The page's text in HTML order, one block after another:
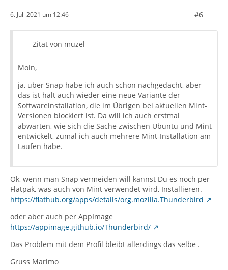
6. Juli 2021 um 12:46 #6
Zitat von muzel
Moin,
ja, über Snap habe ich auch schon nachgedacht, aber
das ist halt auch wieder eine neue Variante der
Softwareinstallation, die im Übrigen bei aktuellen Mint-
Versionen blockiert ist. Da will ich auch erstmal
abwarten, wie sich die Sache zwischen Ubuntu und Mint
entwickelt, zumal ich auch mehrere Mint-Installation am
Laufen habe.
Ok, wenn man Snap vermeiden will kannst Du es noch per
Flatpak, was auch von Mint verwendet wird, Installieren.
https://flathub.org/apps/details/org.mozilla.Thunderbird
oder aber auch per AppImage
https://appimage.github.io/Thunderbird/
Das Problem mit dem Profil bleibt allerdings das selbe .
Gruss Marimo